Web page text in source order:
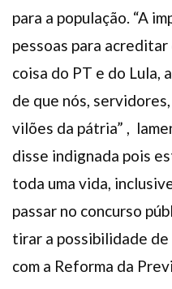
para a população. “A
pessoas para
coisa do PT e do Lula,
de que nós,
vilões da pátria” ,
disse indignada pois
toda uma vida,
passar no concurso
tirar a possibilidade
com a Reforma da